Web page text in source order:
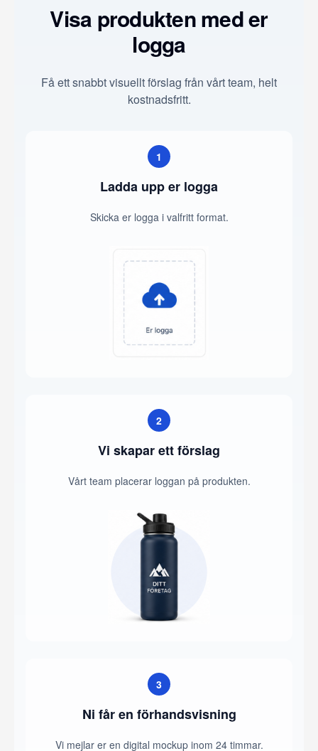
Visa produkten med er
logga
Få ett snabbt visuellt förslag från vårt team, helt
kostnadsfritt.
1
Ladda upp er logga
Skicka er logga i valfritt format.
2
Vi skapar ett förslag
Vårt team placerar loggan på produkten.
3
Ni får en förhandsvisning
Vi mejlar er en digital mockup inom 24 timmar.